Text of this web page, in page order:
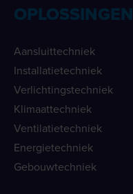
OPLOSSINGEN
Aansluittechniek
Installatietechniek
Verlichtingstechniek
Klimaattechniek
Ventilatietechniek
Energietechniek
Gebouwtechniek